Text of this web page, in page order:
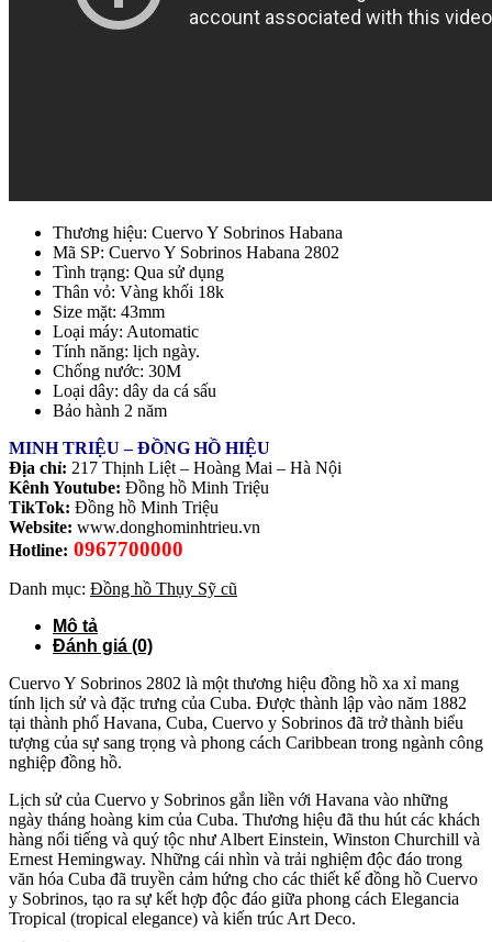
Thương hiệu: Cuervo Y Sobrinos Habana
Mã SP: Cuervo Y Sobrinos Habana 2802
Tình trạng: Qua sử dụng
Thân vỏ: Vàng khối 18k
Size mặt: 43mm
Loại máy: Automatic
Tính năng: lịch ngày.
Chống nước: 30M
Loại dây: dây da cá sấu
Bảo hành 2 năm
MINH TRIỆU – ĐỒNG HỒ HIỆU
Địa chỉ: 217 Thịnh Liệt – Hoàng Mai – Hà Nội
Kênh Youtube: Đồng hồ Minh Triệu
TikTok: Đồng hồ Minh Triệu
Website: www.donghominhtrieu.vn
Hotline: 0967700000
Danh mục: Đồng hồ Thụy Sỹ cũ
Mô tả
Đánh giá (0)
Cuervo Y Sobrinos 2802 là một thương hiệu đồng hồ xa xỉ mang
tính lịch sử và đặc trưng của Cuba. Được thành lập vào năm 1882
tại thành phố Havana, Cuba, Cuervo y Sobrinos đã trở thành biểu
tượng của sự sang trọng và phong cách Caribbean trong ngành công
nghiệp đồng hồ.
Lịch sử của Cuervo y Sobrinos gắn liền với Havana vào những
ngày tháng hoàng kim của Cuba. Thương hiệu đã thu hút các khách
hàng nổi tiếng và quý tộc như Albert Einstein, Winston Churchill và
Ernest Hemingway. Những cái nhìn và trải nghiệm độc đáo trong
văn hóa Cuba đã truyền cảm hứng cho các thiết kế đồng hồ Cuervo
y Sobrinos, tạo ra sự kết hợp độc đáo giữa phong cách Elegancia
Tropical (tropical elegance) và kiến ​​trúc Art Deco.